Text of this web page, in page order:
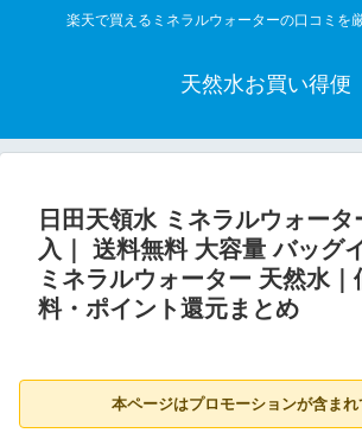
楽天で買えるミネラルウォーターの口コミを
天然水お買い得便
日田天領水 ミネラルウォー
入｜ 送料無料 大容量 バッグ
ミネラルウォーター 天然水｜
料・ポイント還元まとめ
本ページはプロモーションが含ま